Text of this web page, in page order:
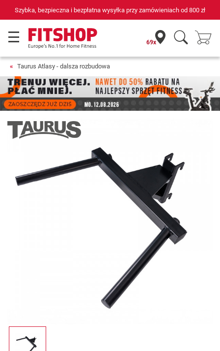
Szybka, bezpieczna i bezpłatna wysyłka przy zamówieniach od 800 zł
69x
Taurus Atlasy - dalsza rozbudowa